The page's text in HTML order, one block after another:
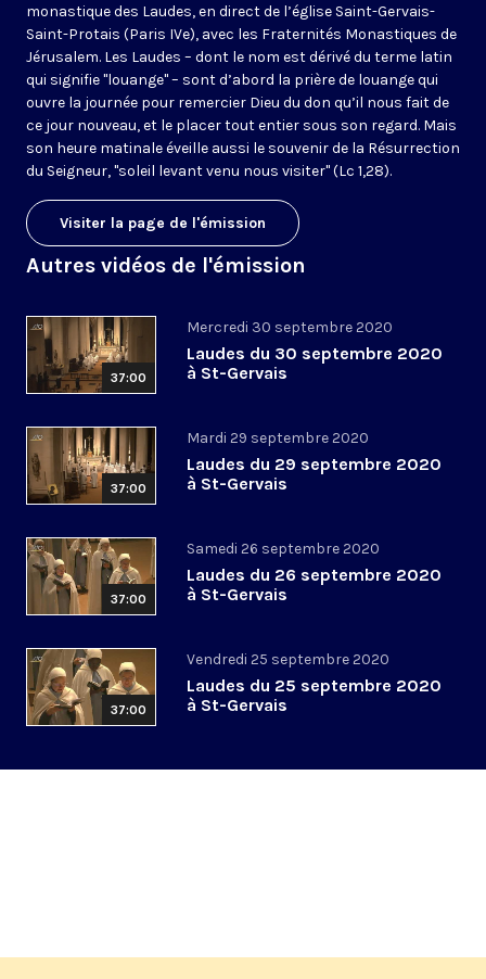
monastique des Laudes, en direct de l’église Saint-Gervais-
Saint-Protais (Paris IVe), avec les Fraternités Monastiques de
Jérusalem. Les Laudes – dont le nom est dérivé du terme latin
qui signifie "louange" – sont d’abord la prière de louange qui
ouvre la journée pour remercier Dieu du don qu’il nous fait de
ce jour nouveau, et le placer tout entier sous son regard. Mais
son heure matinale éveille aussi le souvenir de la Résurrection
du Seigneur, "soleil levant venu nous visiter" (Lc 1,28).
Visiter la page de l'émission
Autres vidéos de l'émission
37:00
Mercredi 30 septembre 2020
Laudes du 30 septembre 2020
à St-Gervais
37:00
Mardi 29 septembre 2020
Laudes du 29 septembre 2020
à St-Gervais
37:00
Samedi 26 septembre 2020
Laudes du 26 septembre 2020
à St-Gervais
37:00
Vendredi 25 septembre 2020
Laudes du 25 septembre 2020
à St-Gervais